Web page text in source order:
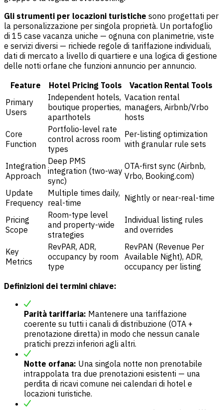
Gli strumenti per locazioni turistiche sono progettati per
la personalizzazione per singola proprietà. Un portafoglio
di 15 case vacanza uniche — ognuna con planimetrie, viste
e servizi diversi — richiede regole di tariffazione individuali,
dati di mercato a livello di quartiere e una logica di gestione
delle notti orfane che funzioni annuncio per annuncio.
Feature
Hotel Pricing Tools
Vacation Rental Tools
Primary
Users
Independent hotels,
boutique properties,
aparthotels
Vacation rental
managers, Airbnb/Vrbo
hosts
Core
Function
Portfolio-level rate
control across room
types
Per-listing optimization
with granular rule sets
Integration
Approach
Deep PMS
integration (two-way
sync)
OTA-first sync (Airbnb,
Vrbo, Booking.com)
Update
Frequency
Multiple times daily,
real-time
Nightly or near-real-time
Pricing
Scope
Room-type level
and property-wide
strategies
Individual listing rules
and overrides
Key
Metrics
RevPAR, ADR,
occupancy by room
type
RevPAN (Revenue Per
Available Night), ADR,
occupancy per listing
Definizioni dei termini chiave:
Parità tariffaria: Mantenere una tariffazione
coerente su tutti i canali di distribuzione (OTA +
prenotazione diretta) in modo che nessun canale
pratichi prezzi inferiori agli altri.
Notte orfana: Una singola notte non prenotabile
intrappolata tra due prenotazioni esistenti — una
perdita di ricavi comune nei calendari di hotel e
locazioni turistiche.